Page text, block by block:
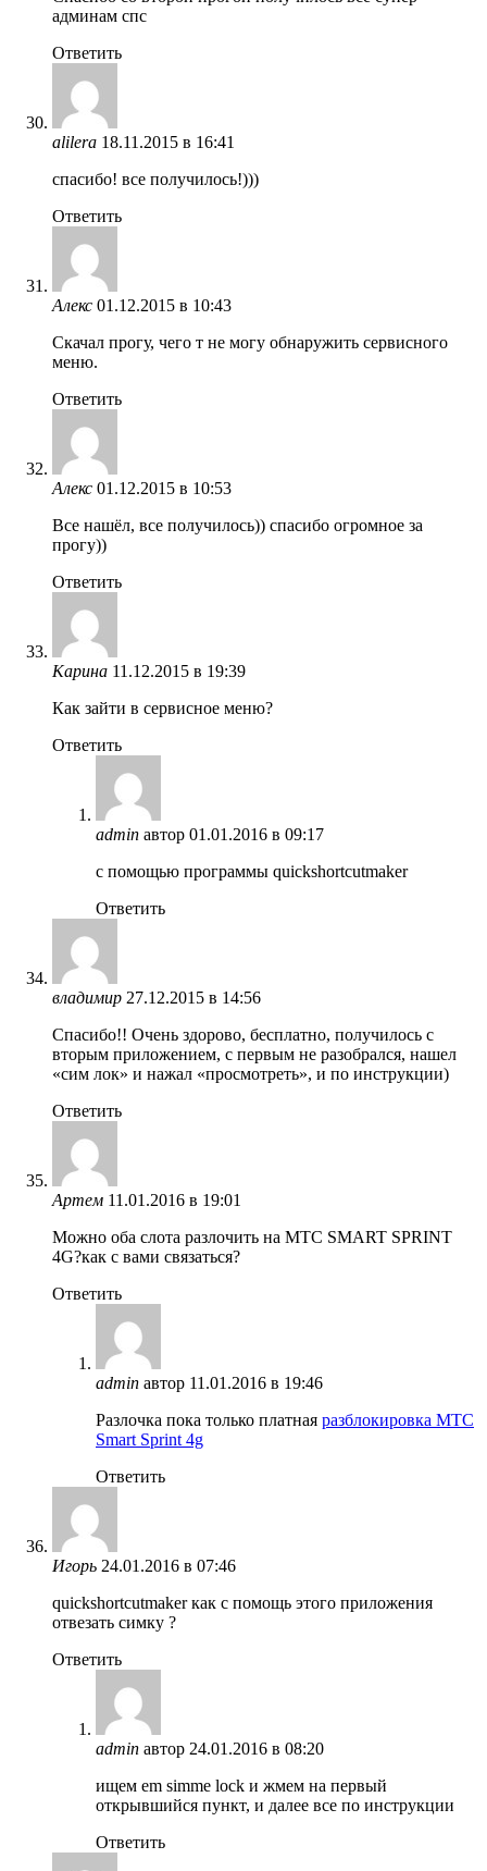
админам спс
Ответить
alilera 18.11.2015 в 16:41
спасибо! все получилось!)))
Ответить
Алекс 01.12.2015 в 10:43
Скачал прогу, чего т не могу обнаружить сервисного
меню.
Ответить
Алекс 01.12.2015 в 10:53
Все нашёл, все получилось)) спасибо огромное за
прогу))
Ответить
Карина 11.12.2015 в 19:39
Как зайти в сервисное меню?
Ответить
admin автор 01.01.2016 в 09:17
с помощью программы quickshortcutmaker
Ответить
владимир 27.12.2015 в 14:56
Спасибо!! Очень здорово, бесплатно, получилось с
вторым приложением, с первым не разобрался, нашел
«сим лок» и нажал «просмотреть», и по инструкции)
Ответить
Артем 11.01.2016 в 19:01
Можно оба слота разлочить на МТС SMART SPRINT
4G?как с вами связаться?
Ответить
admin автор 11.01.2016 в 19:46
Разлочка пока только платная разблокировка МТС
Smart Sprint 4g
Ответить
Игорь 24.01.2016 в 07:46
quickshortcutmaker как с помощь этого приложения
отвезать симку ?
Ответить
admin автор 24.01.2016 в 08:20
ищем em simme lock и жмем на первый
открывшийся пункт, и далее все по инструкции
Ответить